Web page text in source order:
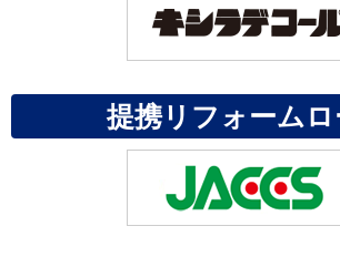
提携リフォームロ